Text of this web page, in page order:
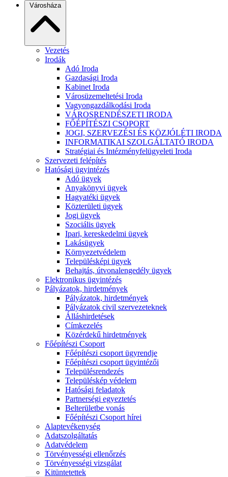
Városháza
Vezetés
Irodák
Adó Iroda
Gazdasági Iroda
Kabinet Iroda
Városüzemeltetési Iroda
Vagyongazdálkodási Iroda
VÁROSRENDÉSZETI IRODA
FŐÉPÍTÉSZI CSOPORT
JOGI, SZERVEZÉSI ÉS KÖZJÓLÉTI IRODA
INFORMATIKAI SZOLGÁLTATÓ IRODA
Stratégiai és Intézményfelügyeleti Iroda
Szervezeti felépítés
Hatósági ügyintézés
Adó ügyek
Anyakönyvi ügyek
Hagyatéki ügyek
Közterületi ügyek
Jogi ügyek
Szociális ügyek
Ipari, kereskedelmi ügyek
Lakásügyek
Környezetvédelem
Településképi ügyek
Behajtás, útvonalengedély ügyek
Elektronikus ügyintézés
Pályázatok, hirdetmények
Pályázatok, hirdetmények
Pályázatok civil szervezeteknek
Álláshirdetések
Címkezelés
Közérdekű hirdetmények
Főépítészi Csoport
Főépítészi csoport ügyrendje
Főépítészi csoport ügyintézői
Településrendezés
Településkép védelem
Hatósági feladatok
Partnerségi egyeztetés
Belterületbe vonás
Főépítészi Csoport hírei
Alaptevékenység
Adatszolgáltatás
Adatvédelem
Törvényességi ellenőrzés
Törvényességi vizsgálat
Kitüntetettek